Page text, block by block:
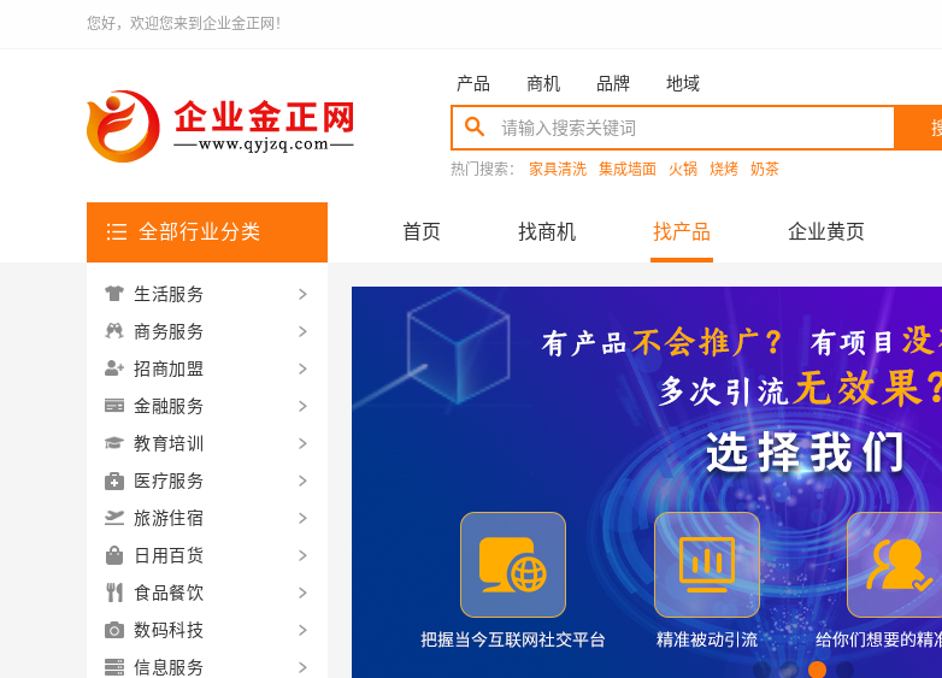
您好，欢迎您来到企业金正网！
产品 商机 品牌 地域
热门搜索： 家具清洗 集成墙面 火锅 烧烤 奶茶
全部行业分类 首页 找商机 找产品 企业黄页
生活服务
商务服务
招商加盟
金融服务
教育培训
医疗服务
旅游住宿
日用百货
食品餐饮
数码科技
信息服务